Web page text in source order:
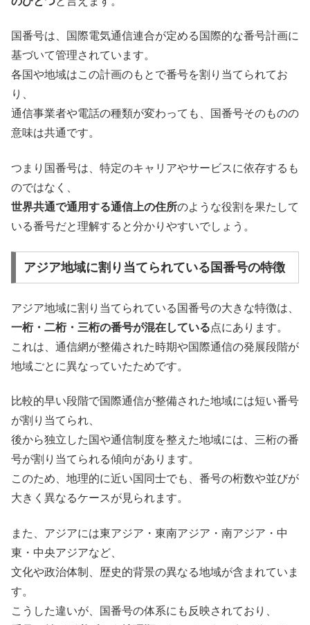
国番号は、国際電気通信連合が定める国際的な番号計画に
基づいて管理されています。
各国や地域はこの計画のもとで番号を割り当てられてお
り、
通信事業者や電話の種類が変わっても、国番号そのものの
意味は共通です。
つまり国番号は、特定のキャリアやサービスに依存するも
のではなく、
世界共通で通用する通信上の住所のような役割を果たして
いる番号だと理解すると分かりやすいでしょう。
アジア地域に割り当てられている国番号の特徴
アジア地域に割り当てられている国番号の大きな特徴は、
一桁・二桁・三桁の番号が混在している点にあります。
これは、通信網が整備された時期や国際通信の発展段階が
地域ごとに異なっていたためです。
比較的早い段階で国際通信が整備された地域には短い番号
が割り当てられ、
後から独立した国や通信制度を整えた地域には、三桁の番
号が割り当てられる傾向があります。
このため、地理的に近い国同士でも、番号の桁数や並びが
大きく異なるケースが見られます。
また、アジアには東アジア・東南アジア・南アジア・中
東・中央アジアなど、
文化や政治体制、歴史的背景の異なる地域が含まれていま
す。
こうした違いが、国番号の体系にも反映されており、